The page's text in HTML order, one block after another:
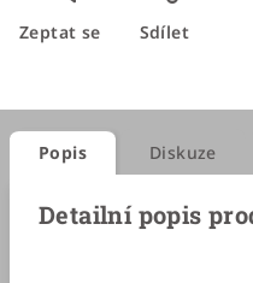
Zeptat se Sdílet
Popis Diskuze
Detailní popis